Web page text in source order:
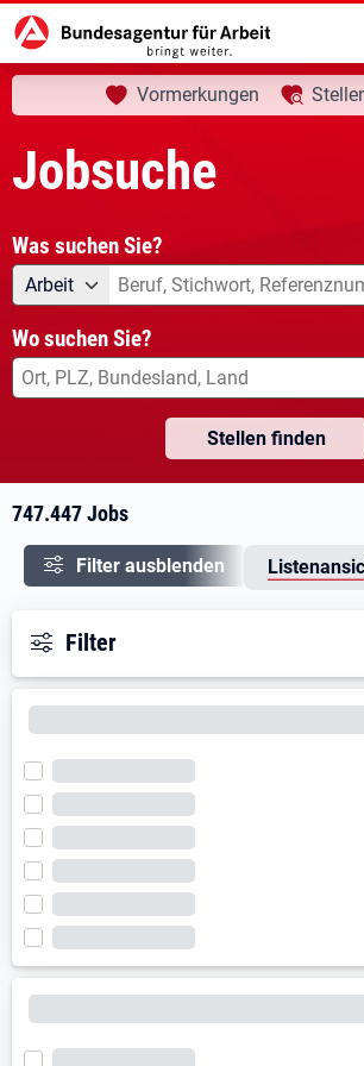
Startseite Jobsuche aktuelle Seite:
Ihre Suche
Vormerkungen
Jobsuche
Was suchen Sie?
Angebotsart
Arbeit Was suchen Sie?
Wo suchen Sie?
Stellen finden
747.447 Jobs
Filter ausblenden
Filter